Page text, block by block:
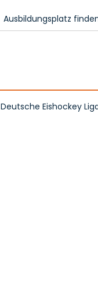
Ausbildungsplatz
Deutsche Eishockey